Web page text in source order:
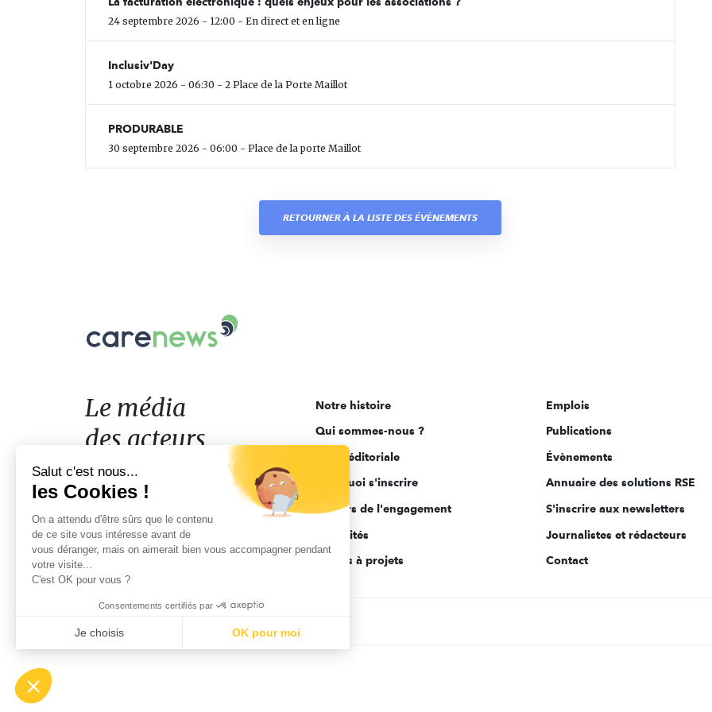
24 septembre 2026 - 12:00 - En direct et en ligne
Inclusiv'Day
1 octobre 2026 - 06:30 - 2 Place de la Porte Maillot
PRODURABLE
30 septembre 2026 - 06:00 - Place de la porte Maillot
RETOURNER À LA LISTE DES ÉVÈNEMENTS
Le
acteurs
de
l'engagement
Le média
des acteurs
de l'engagement
Notre histoire
Qui sommes-nous ?
Ligne éditoriale
Pourquoi s'inscrire
Acteurs de l'engagement
Actualités
Appels à projets
Emplois
Publications
Évènements
Annuaire des solutions RSE
S'inscrire aux newsletters
Journalistes et rédacteurs
Contact
Salut c'est nous...
les Cookies !
On a attendu d'être sûrs que le contenu
de ce site vous intéresse avant de
vous déranger, mais on aimerait bien vous accompagner pendant
votre visite...
C'est OK pour vous ?
Consentements certifiés par
Je choisis OK pour moi
Notre plateforme vous permet d'adapter et de gérer vos paramètres de confidentialité, en garantissant la conformité